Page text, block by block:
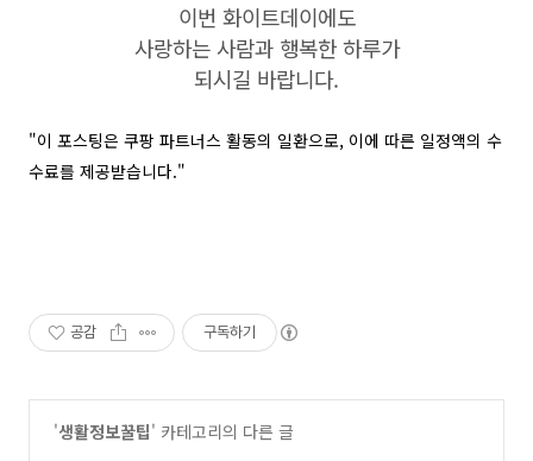
이번 화이트데이에도
사랑하는 사람과 행복한 하루가
되시길 바랍니다.
"이 포스팅은 쿠팡 파트너스 활동의 일환으로, 이에 따른 일정액의 수
수료를 제공받습니다."
공감 구독하기
'생활정보꿀팁' 카테고리의 다른 글